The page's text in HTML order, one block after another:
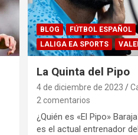
BLOG FÚTBOL ESPAÑOL
LALIGA EA SPORTS
La Quinta del Pipo
4 de diciembre de 2023
2 comentarios
¿Quién es «El Pipo»
es el actual entrenador